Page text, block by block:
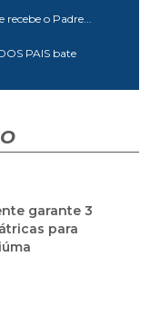
recebe o Padre...
PAIS bate
garante 3
para